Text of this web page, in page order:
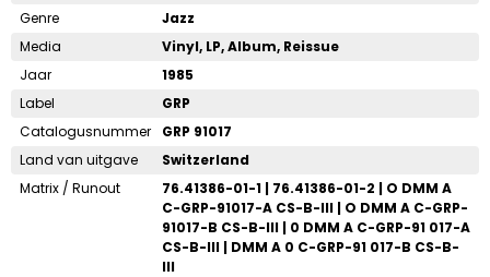
Genre
Jazz
Media
Vinyl, LP, Album, Reissue
Jaar
1985
Label
GRP
Catalogusnummer
GRP 91017
Land van uitgave
Switzerland
Matrix / Runout
76.41386-01-1 | 76.41386-01-2 | O DMM A
C-GRP-91017-A CS-B-III | O DMM A C-GRP-
91017-B CS-B-III | 0 DMM A C-GRP-91 017-A
CS-B-III | DMM A 0 C-GRP-91 017-B CS-B-
III